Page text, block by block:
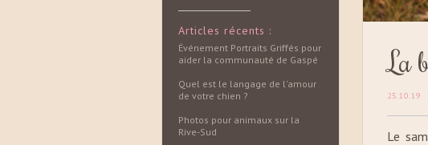
Articles récents :
Événement Portraits Griffés pour
aider la communauté de Gaspé
Quel est le langage de l'amour
de votre chien ?
Photos pour animaux sur la
Rive-Sud
La
25.10.19
Le